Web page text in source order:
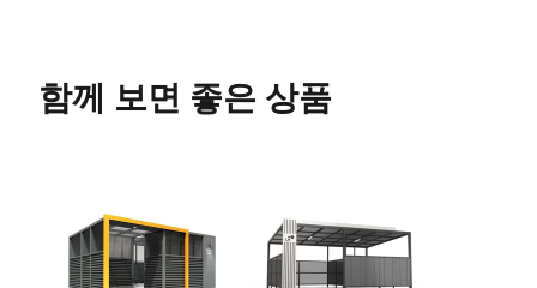
함께 보면 좋은 상품